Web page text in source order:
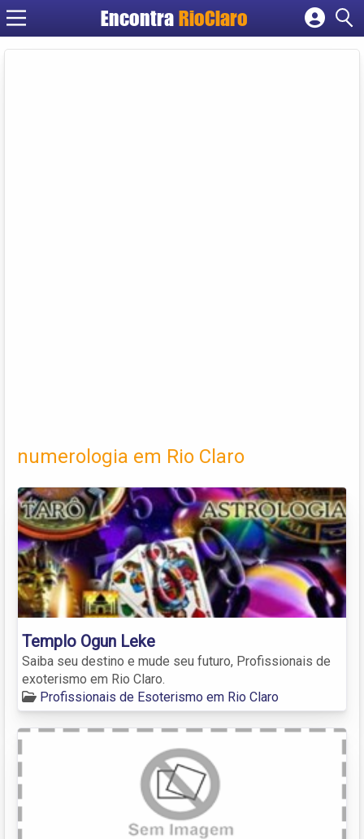
Encontra RioClaro
Cadastrar empresa
numerologia em Rio Claro
Templo Ogun Leke
Saiba seu destino e mude seu futuro, Profissionais de
exoterismo em Rio Claro.
Profissionais de Esoterismo em Rio Claro